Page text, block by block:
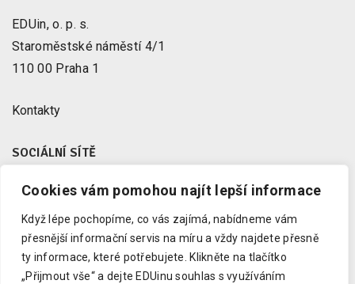
Cookies vám pomohou najít lepší informace
Když lépe pochopíme, co vás zajímá, nabídneme vám
přesnější informační servis na míru a vždy najdete přesně
ty informace, které potřebujete.
Klikněte na tlačítko
„Přijmout vše“ a dejte EDUinu souhlas s využíváním
EDUin, o. p. s.
Staroměstské náměstí 4/1
110 00 Praha 1
Kontakty
SOCIÁLNÍ SÍTĚ
Facebook
Instagram
Youtube
LinkedIn